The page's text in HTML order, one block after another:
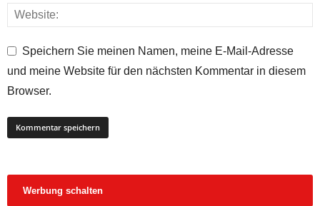
Speichern Sie meinen Namen, meine E-Mail-Adresse
und meine Website für den nächsten Kommentar in diesem
Browser.
Werbung schalten